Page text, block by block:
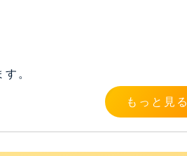
。
もっと見る